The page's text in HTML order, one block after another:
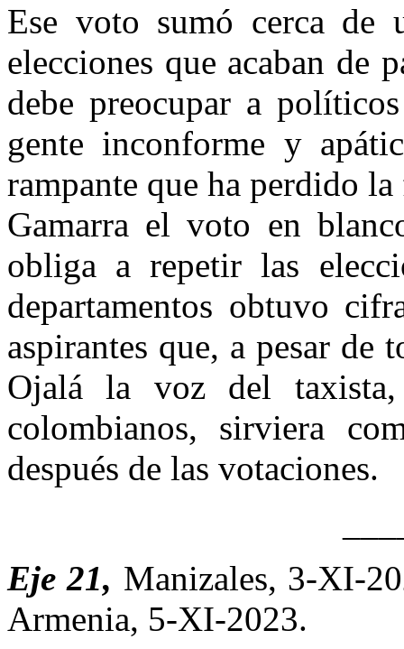
Ese voto sumó cerca de
elecciones que acaban de
debe preocupar a
gente inconforme y
rampante que ha perdido
Gamarra el voto en
obliga a repetir las
departamentos obtuvo
aspirantes que, a pesar de
Ojalá la voz del
colombianos, sirviera
después de las votaciones.
Eje 21, Manizales, 3-XI-
Armenia, 5-XI-2023.